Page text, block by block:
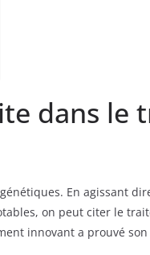
dans le
En agissant
on peut citer le
innovant a prouvé